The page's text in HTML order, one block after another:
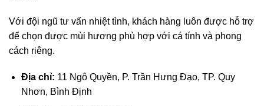
Với đội ngũ tư vấn nhiệt tình, khách hàng luôn được hỗ trợ
để chọn được mùi hương phù hợp với cá tính và phong
cách riêng.
Địa chỉ: 11 Ngô Quyền, P. Trần Hưng Đạo, TP. Quy
Nhơn, Bình Định